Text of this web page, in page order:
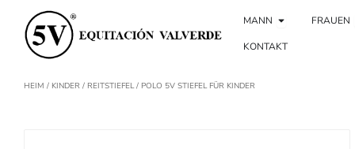
Inhalt
springen
MANN Offener Mann
FRAUEN
KONTAKT
HEIM / KINDER / REITSTIEFEL/ POLO 5V STIEFEL FÜR KINDER